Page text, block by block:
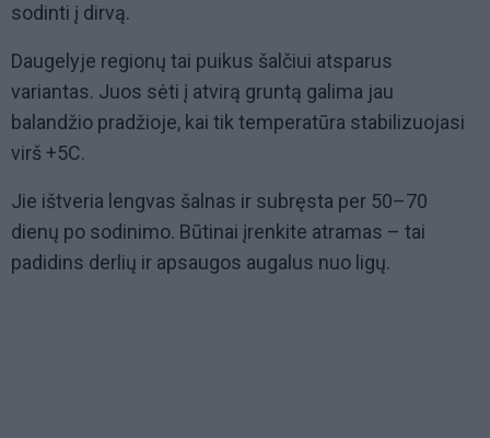
sodinti į dirvą.
Daugelyje regionų tai puikus šalčiui atsparus
variantas. Juos sėti į atvirą gruntą galima jau
balandžio pradžioje, kai tik temperatūra stabilizuojasi
virš +5C.
Jie ištveria lengvas šalnas ir subręsta per 50–70
dienų po sodinimo. Būtinai įrenkite atramas – tai
padidins derlių ir apsaugos augalus nuo ligų.